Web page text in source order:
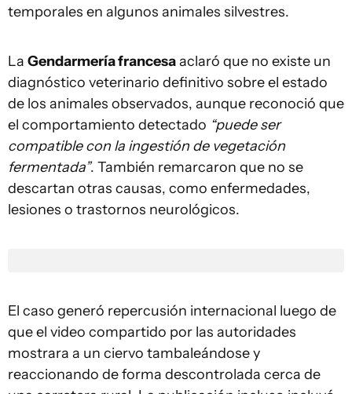
temporales en algunos animales silvestres.
La Gendarmería francesaaclaró que no existe un
diagnóstico veterinario definitivo sobre el estado
de los animales observados, aunque reconoció que
el comportamiento detectado “puede ser
compatible con la ingestión de vegetación
fermentada”. También remarcaron que no se
descartan otras causas, como enfermedades,
lesiones o trastornos neurológicos.
El caso generó repercusión internacional luego de
que el video compartido por las autoridades
mostrara a un ciervo tambaleándose y
reaccionando de forma descontrolada cerca de